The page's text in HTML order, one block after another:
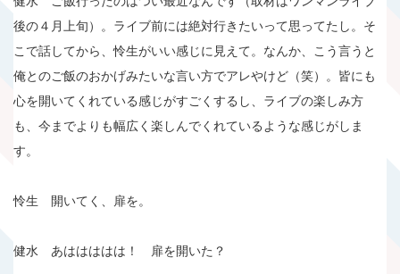
後の４月上旬）。ライブ前には絶対行きたいって思ってたし。そ
こで話してから、怜生がいい感じに見えて。なんか、こう言うと
俺とのご飯のおかげみたいな言い方でアレやけど（笑）。皆にも
心を開いてくれている感じがすごくするし、ライブの楽しみ方
も、今までよりも幅広く楽しんでくれているような感じがしま
す。
怜生 開いてく、扉を。
健水 あははははは！ 扉を開いた？